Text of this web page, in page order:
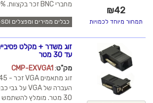
כבלים ממירים ומפצלים 3G-SDI
זוג משדר + מקלט פסיביים ל-VGA על RJ45
מק"ט:
CMP-EXVGA1
זוג מתאמים VGA זכר - RJ45 נקבה. מאפשרים
העברה של VGA על גבי כבל רשת למרחק של עד
30 מטר. מומלץ להשתמש בכבל רשת מסוכך